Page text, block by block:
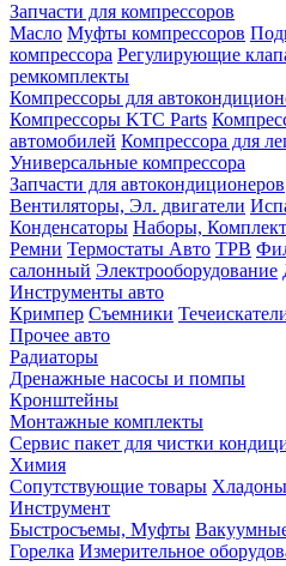
Запчасти для компрессоров
Масло Муфты компрессоров
компрессора Регулирующие
ремкомплекты
Компрессоры для
Компрессоры KTC Parts
автомобилей Компрессора для
Универсальные компрессора
Запчасти для автокондиционеров
Вентиляторы, Эл. двигатели
Конденсаторы Наборы,
Ремни Термостаты Авто ТРВ
салонный Электрооборудование
Инструменты авто
Кримпер Съемники
Прочее авто
Радиаторы
Дренажные насосы и помпы
Кронштейны
Монтажные комплекты
Сервис пакет для чистки
Химия
Сопутствующие товары Хладоны
Инструмент
Быстросъемы, Муфты
Горелка Измерительное